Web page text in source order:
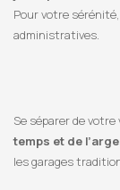
Pour votre
administratives.
Se séparer de
temps et de
les garages